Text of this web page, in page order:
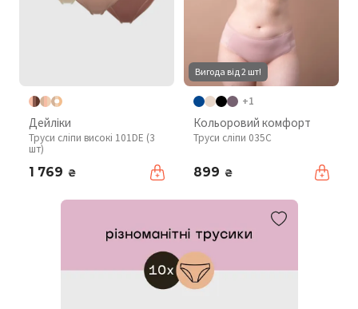
Дейліки
Труси сліпи високі 101DE (3
шт)
1 769 ₴
Вигода від 2 шт!
+1
Кольоровий комфорт
Труси сліпи 035C
899 ₴